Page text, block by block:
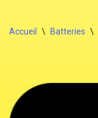
Accueil \ Batteries \